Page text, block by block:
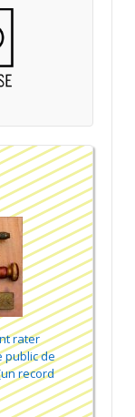
rater
public de
record